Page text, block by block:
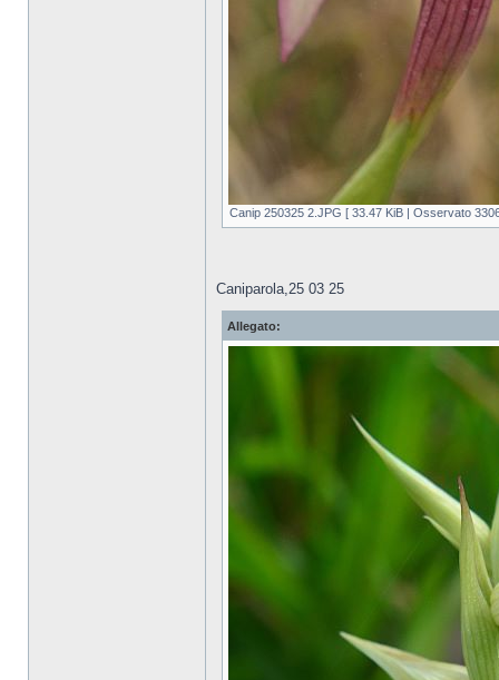
Canip 250325 2.JPG [ 33.47 KiB | Osservato
Caniparola,25 03 25
Allegato: